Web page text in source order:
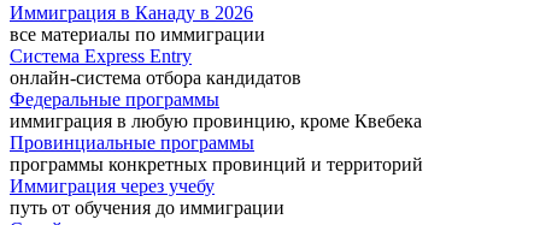
Иммиграция в Канаду в 2026
все материалы по иммиграции
Система Express Entry
онлайн-система отбора кандидатов
Федеральные программы
иммиграция в любую провинцию, кроме Квебека
Провинциальные программы
программы конкретных провинций и территорий
Иммиграция через учебу
путь от обучения до иммиграции